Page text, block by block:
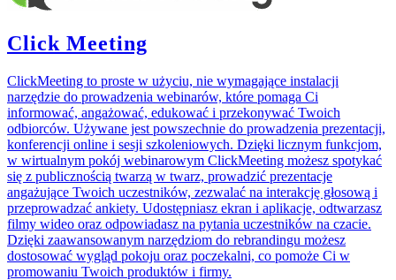
Click Meeting
ClickMeeting to proste w użyciu, nie wymagające instalacji
narzędzie do prowadzenia webinarów, które pomaga Ci
informować, angażować, edukować i przekonywać Twoich
odbiorców. Używane jest powszechnie do prowadzenia prezentacji,
konferencji online i sesji szkoleniowych. Dzięki licznym funkcjom,
w wirtualnym pokój webinarowym ClickMeeting możesz spotykać
się z publicznością twarzą w twarz, prowadzić prezentacje
angażujące Twoich uczestników, zezwalać na interakcję głosową i
przeprowadzać ankiety. Udostępniasz ekran i aplikacje, odtwarzasz
filmy wideo oraz odpowiadasz na pytania uczestników na czacie.
Dzięki zaawansowanym narzędziom do rebrandingu możesz
dostosować wygląd pokoju oraz poczekalni, co pomoże Ci w
promowaniu Twoich produktów i firmy.